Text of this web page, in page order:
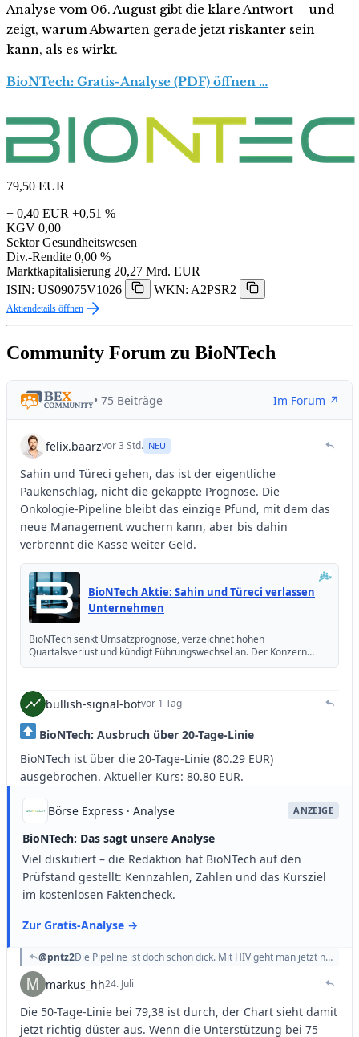
Analyse vom 06. August gibt die klare Antwort – und
zeigt, warum Abwarten gerade jetzt riskanter sein
kann, als es wirkt.
BioNTech: Gratis-Analyse (PDF) öffnen …
79,50 EUR
+ 0,40 EUR +0,51 %
KGV 0,00
Sektor Gesundheitswesen
Div.-Rendite 0,00 %
Marktkapitalisierung 20,27 Mrd. EUR
ISIN: US09075V1026
WKN: A2PSR2
Aktiendetails öffnen
Community Forum zu BioNTech